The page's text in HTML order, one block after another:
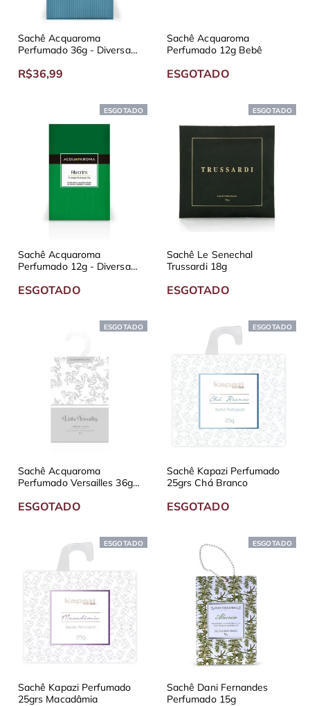
Sachê Acquaroma
Perfumado 36g - Diversas
R$36,99
Sachê Acquaroma
Perfumado 12g Bebê
ESGOTADO
ESGOTADO
Sachê Acquaroma
Perfumado 12g - Diversas
ESGOTADO
ESGOTADO
Sachê Le Senechal
Trussardi 18g
ESGOTADO
ESGOTADO
Sachê Acquaroma
Perfumado Versailles 36g -
ESGOTADO
ESGOTADO
Sachê Kapazi Perfumado
25grs Chá Branco
ESGOTADO
ESGOTADO
Sachê Kapazi Perfumado
25grs Macadâmia
ESGOTADO
Sachê Dani Fernandes
Perfumado 15g